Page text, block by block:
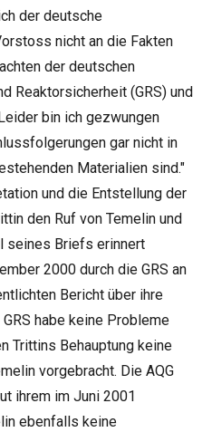
der deutsche
nicht an die Fakten
der deutschen
Reaktorsicherheit (GRS) und
bin ich gezwungen
gar nicht in
Materialien sind."
und die Entstellung der
den Ruf von Temelin und
seines Briefs erinnert
2000 durch die GRS an
Bericht über ihre
habe keine Probleme
Trittins Behauptung keine
vorgebracht. Die AQG
ihrem im Juni 2001
ebenfalls keine